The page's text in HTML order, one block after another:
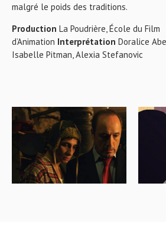
malgré le poids des traditions.
Production La Poudrière, École du Film
d’Animation Interprétation Doralice
Isabelle Pitman, Alexia Stefanovic